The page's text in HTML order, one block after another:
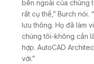
bên ngoài của chúng
rất cụ thể,” Burch nói.
lưu thông. Họ đã làm
chúng tôi-không cần
hợp. AutoCAD
vời.”